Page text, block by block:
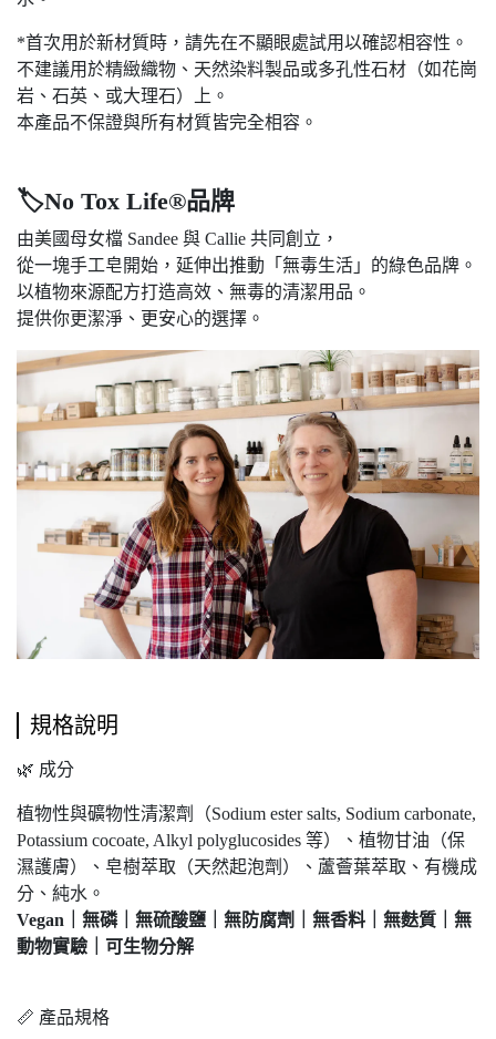
*首次用於新材質時，請先在不顯眼處試用以確認相容性。
不建議用於精緻織物、天然染料製品或多孔性石材（如花崗
岩、石英、或大理石）上。
本產品不保證與所有材質皆完全相容。
🏷No Tox Life®品牌
由美國母女檔 Sandee 與 Callie 共同創立，
從一塊手工皂開始，延伸出推動「無毒生活」的綠色品牌。
以植物來源配方打造高效、無毒的清潔用品。
提供你更潔淨、更安心的選擇。
規格說明
🌿 成分
植物性與礦物性清潔劑（Sodium ester salts, Sodium carbonate,
Potassium cocoate, Alkyl polyglucosides 等）、植物甘油（保
濕護膚）、皂樹萃取（天然起泡劑）、蘆薈葉萃取、有機成
分、純水。
Vegan｜無磷｜無硫酸鹽｜無防腐劑｜無香料｜無麩質｜無
動物實驗｜可生物分解
📏 產品規格